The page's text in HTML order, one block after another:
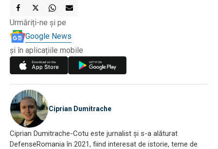
Urmăriți-ne și pe
Google News
și în aplicațiile mobile
Ciprian Dumitrache
Ciprian Dumitrache-Cotu este jurnalist și s-a alăturat
DefenseRomania în 2021, fiind interesat de istorie, teme de